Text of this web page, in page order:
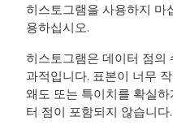
히스토그램을 사용하지 마
용하십시오.
히스토그램은 데이터 점의
과적입니다. 표본이 너무
왜도 또는 특이치를 확실
터 점이 포함되지 않습니다.